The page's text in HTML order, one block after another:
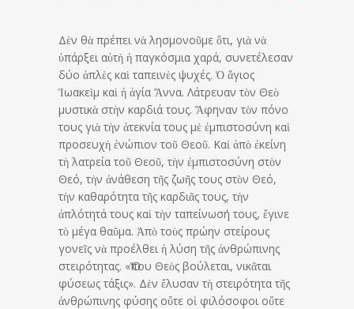
Δὲν θὰ πρέπει νὰ λησμονοῦμε ὅτι, γιὰ νὰ
ὑπάρξει αὐτὴ ἡ παγκόσμια χαρά, συνετέλεσαν
δύο ἁπλὲς καὶ ταπεινὲς ψυχές. Ὁ ἅγιος
Ἰωακεὶμ καὶ ἡ ἁγία Ἄννα. Λάτρευαν τὸν Θεὸ
μυστικὰ στὴν καρδιά τους. Ἄφηναν τὸν πόνο
τους γιὰ τὴν ἀτεκνία τους μὲ ἐμπιστοσύνη καὶ
προσευχὴ ἐνώπιον τοῦ Θεοῦ. Καὶ ἀπὸ ἐκείνη
τὴ λατρεία τοῦ Θεοῦ, τὴν ἐμπιστοσύνη στὸν
Θεό, τὴν ἀνάθεση τῆς ζωῆς τους στὸν Θεό,
τὴν καθαρότητα τῆς καρδιᾶς τους, τὴν
ἁπλότητά τους καὶ τὴν ταπείνωσή τους, ἔγινε
τὸ μέγα θαῦμα. Ἀπὸ τοὺς πρώην στείρους
γονεῖς νὰ προέλθει ἡ λύση τῆς ἀνθρώπινης
στειρότητας. «Ὅπου Θεὸς βούλεται, νικᾶται
φύσεως τάξις». Δὲν ἔλυσαν τὴ στειρότητα τῆς
ἀνθρώπινης φύσης οὔτε οἱ φιλόσοφοι οὔτε